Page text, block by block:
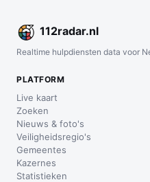
112radar.nl
Realtime hulpdiensten data voor
PLATFORM
Live kaart
Zoeken
Nieuws & foto's
Veiligheidsregio's
Gemeentes
Kazernes
Statistieken